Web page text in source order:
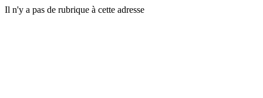
Il n'y a pas de rubrique à cette adresse